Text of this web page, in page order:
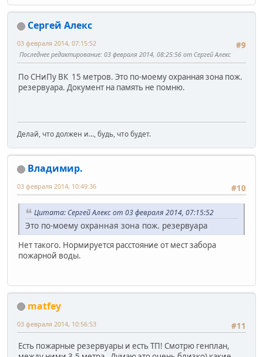
Сергей Алекс
#9
03 февраля 2014, 07:15:52
Последнее редактирование: 03 февраля 2014, 08:25:56 от Сергей Алекс
По СНиПу ВК 15 метров. Это по-моему охранная зона пож.
резервуара. Документ на память не помню.
Делай, что должен и..., будь, что будет.
Владимир.
#10
03 февраля 2014, 10:49:36
Цитата: Сергей Алекс от 03 февраля 2014, 07:15:52
Это по-моему охранная зона пож. резервуара
Нет такого. Нормируется расстояние от мест забора
пожарной воды.
matfey
#11
03 февраля 2014, 10:56:53
Есть пожарные резервуары и есть ТП! Смотрю генплан,